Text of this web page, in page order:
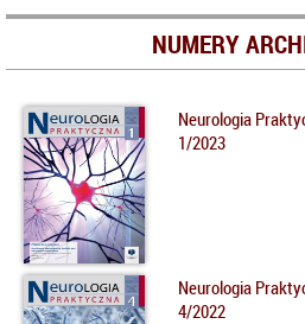
NUMERY
Neurologia
1/2023
Neurologia
4/2022